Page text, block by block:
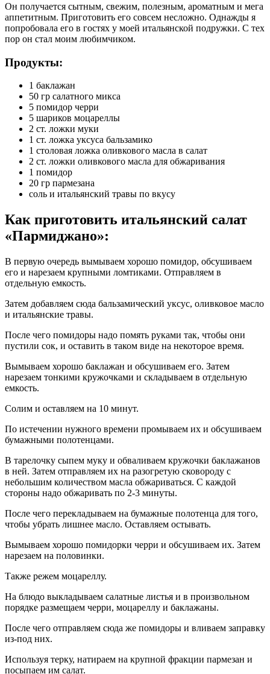
Он получается сытным, свежим, полезным, ароматным и мега
аппетитным. Приготовить его совсем несложно. Однажды я
попробовала его в гостях у моей итальянской подружки. С тех
пор он стал моим любимчиком.
Продукты:
1 баклажан
50 гр салатного микса
5 помидор черри
5 шариков моцареллы
2 ст. ложки муки
1 ст. ложка уксуса бальзамико
1 столовая ложка оливкового масла в салат
2 ст. ложки оливкового масла для обжаривания
1 помидор
20 гр пармезана
соль и итальянский травы по вкусу
Как приготовить итальянский салат
«Пармиджано»:
В первую очередь вымываем хорошо помидор, обсушиваем
его и нарезаем крупными ломтиками. Отправляем в
отдельную емкость.
Затем добавляем сюда бальзамический уксус, оливковое масло
и итальянские травы.
После чего помидоры надо помять руками так, чтобы они
пустили сок, и оставить в таком виде на некоторое время.
Вымываем хорошо баклажан и обсушиваем его. Затем
нарезаем тонкими кружочками и складываем в отдельную
емкость.
Солим и оставляем на 10 минут.
По истечении нужного времени промываем их и обсушиваем
бумажными полотенцами.
В тарелочку сыпем муку и обваливаем кружочки баклажанов
в ней. Затем отправляем их на разогретую сковороду с
небольшим количеством масла обжариваться. С каждой
стороны надо обжаривать по 2-3 минуты.
После чего перекладываем на бумажные полотенца для того,
чтобы убрать лишнее масло. Оставляем остывать.
Вымываем хорошо помидорки черри и обсушиваем их. Затем
нарезаем на половинки.
Также режем моцареллу.
На блюдо выкладываем салатные листья и в произвольном
порядке размещаем черри, моцареллу и баклажаны.
После чего отправляем сюда же помидоры и вливаем заправку
из-под них.
Используя терку, натираем на крупной фракции пармезан и
посыпаем им салат.